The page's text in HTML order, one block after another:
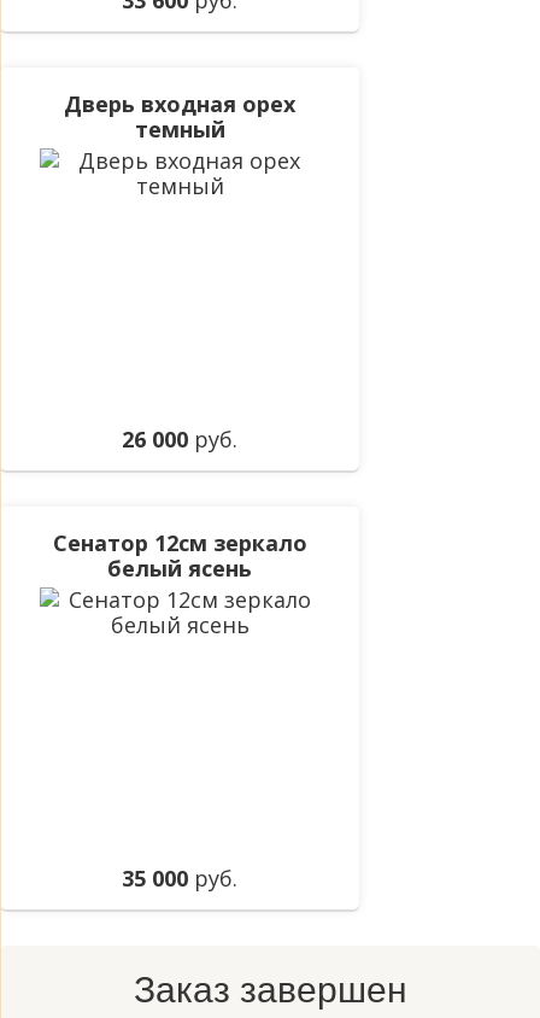
Дверь входная орех
темный
26 000 руб.
Сенатор 12см зеркало
белый ясень
35 000 руб.
Заказ завершен